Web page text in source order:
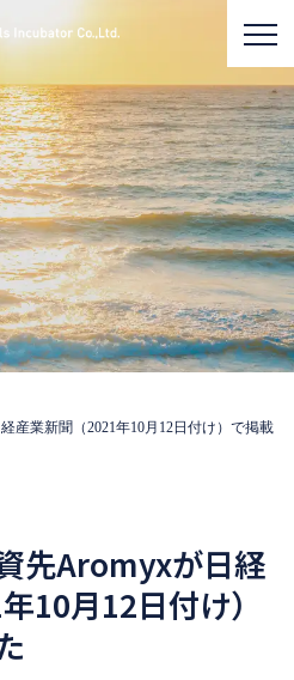
産業新聞（2021年10月12日付け）で掲載
先Aromyxが日経
10月12日付け）